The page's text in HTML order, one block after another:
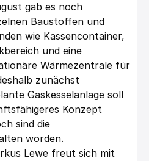
gab es noch
Baustoffen und
wie Kassencontainer,
und eine
Wärmezentrale für
zunächst
Gaskesselanlage soll
Konzept
sind die
worden.
Lewe freut sich mit